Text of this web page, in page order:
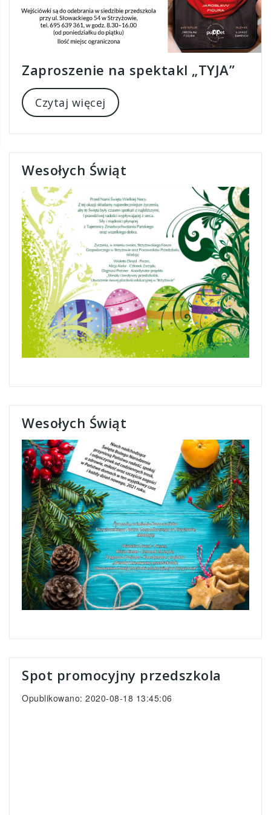
Zaproszenie na spektakl „TYJA”
Czytaj więcej
Wesołych Świąt
Wesołych Świąt
Spot promocyjny przedszkola
Opublikowano: 2020-08-18 13:45:06